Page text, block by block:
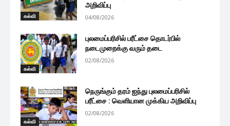
கல்வி
அறிவிப்பு
04/08/2026
கல்வி
புலமைப்பரிசில் பரீட்சை தொடர்பில்
நடைமுறைக்கு வரும் தடை
02/08/2026
கல்வி
நெருங்கும் தரம் ஐந்து புலமைப்பரிசில்
பரீட்சை : வெளியான முக்கிய அறிவிப்பு
02/08/2026